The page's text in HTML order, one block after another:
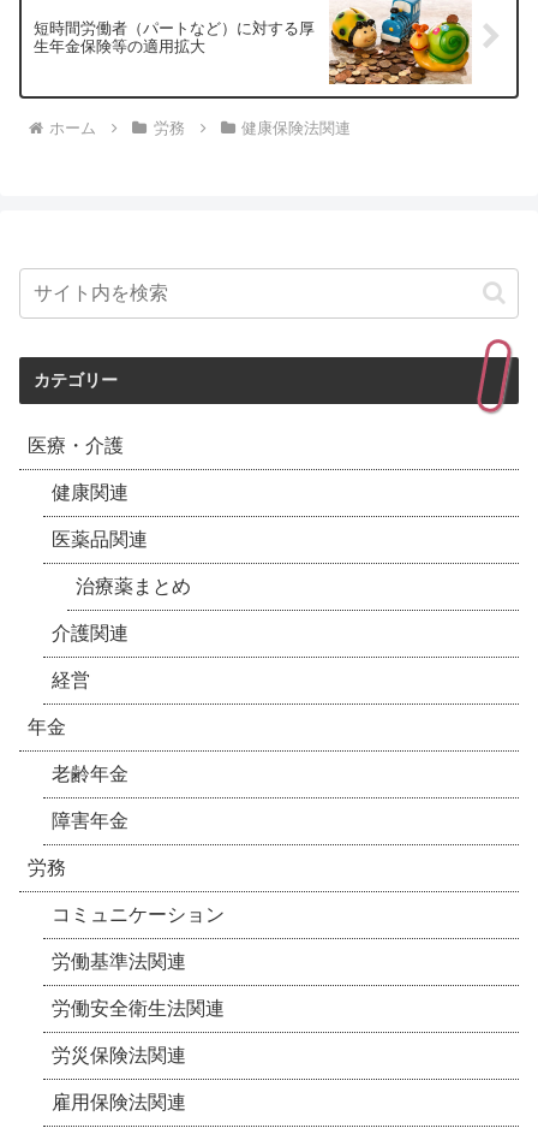
短時間労働者（パートなど）に対する厚
生年金保険等の適用拡大
ホーム 労務 健康保険法関連
カテゴリー
医療・介護
健康関連
医薬品関連
治療薬まとめ
介護関連
経営
年金
老齢年金
障害年金
労務
コミュニケーション
労働基準法関連
労働安全衛生法関連
労災保険法関連
雇用保険法関連